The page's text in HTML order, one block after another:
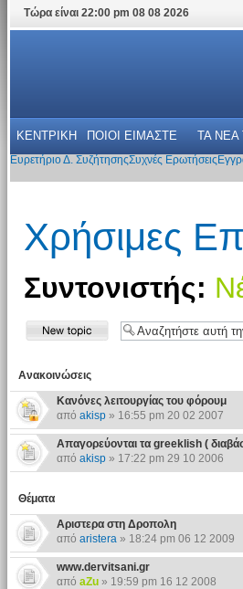
Τώρα είναι 22:00 pm 08 08 2026
ΚΕΝΤΡΙΚΗ ΠΟΙΟΙ ΕΙΜΑΣΤΕ ΤΑ ΝΕΑ
Ευρετήριο Δ. ΣυζήτησηςΣυχνές Ερωτήσεις
Χρήσιμες
Συντονιστής:
Ανακοινώσεις
Κανόνες λειτουργίας του φόρουμ
από akisp» 16:55 pm 20 02 2007
Απαγορεύονται τα greeklish (
από akisp» 17:22 pm 29 10 2006
Θέματα
Αριστερα στη Δροπολη
από aristera» 18:24 pm 06 12 2009
www.dervitsani.gr
από aZu» 19:59 pm 16 12 2008